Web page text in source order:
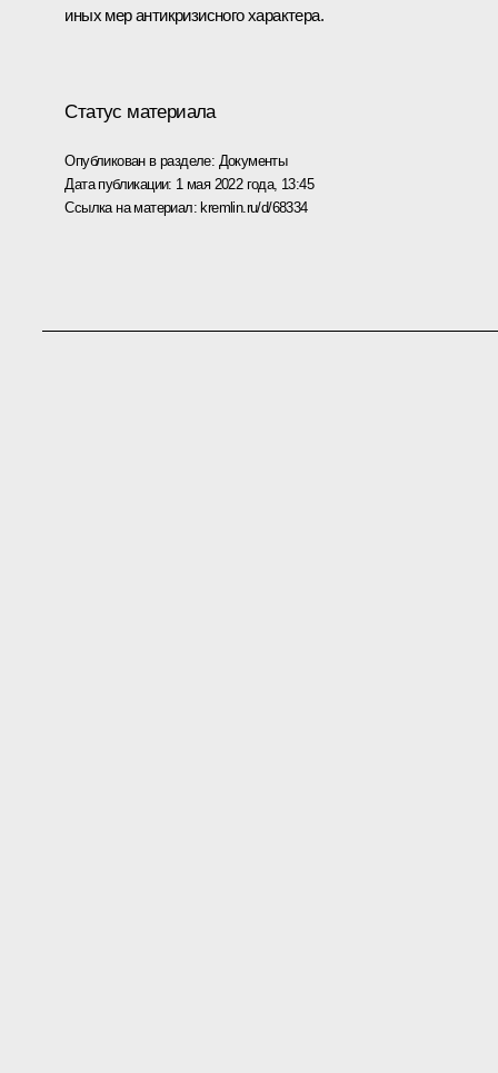
иных мер антикризисного характера.
Статус материала
Опубликован в разделе: Документы
Дата публикации: 1 мая 2022 года, 13:45
Ссылка на материал: kremlin.ru/d/68334